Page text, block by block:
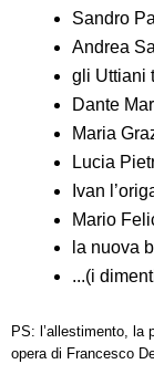
Sandro
Andrea
gli Uttiani
Dante
Maria
Lucia
Ivan
Mario
la nuova
...(i
PS: l’allestimento, la
opera di Francesco